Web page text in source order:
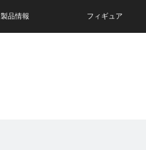
製品情報 フィギュア